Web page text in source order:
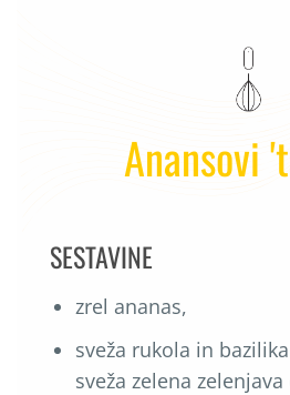
Anansovi
SESTAVINE
zrel ananas,
sveža rukola in
sveža zelena zelenjava